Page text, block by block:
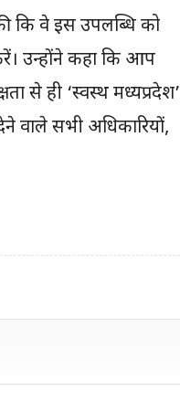
कि वे इस उपलब्धि को
उन्होंने कहा कि आप
से ही ‘स्वस्थ मध्यप्रदेश’
वाले सभी अधिकारियों,